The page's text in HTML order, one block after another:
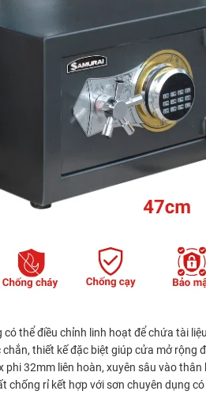
có thể điều chỉnh linh hoạt để chứa tài
chắn, thiết kế đặc biệt giúp cửa mở rộng
phi 32mm liên hoàn, xuyên sâu vào
chống rỉ kết hợp với sơn chuyên dụng